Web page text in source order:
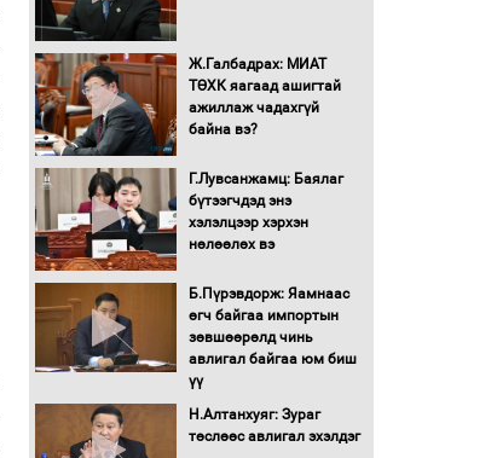
Засгийн газрын ээлжит
хуралдаан болж байна
Автомашинд улсын
дугаарын тэгш,
сондгойгоор шатахуун
Бага орлоготой
иргэдийн орлогод
татвар ногдуулахгүй
байх эрх зүйн орчныг
Хөшөө бүтсэн түүхийг
Ж.Галбадрах: МИАТ
ТӨХК яагаад ашигтай
ажиллаж чадахгүй
байна вэ?
Г.Лувсанжамц: Баялаг
бүтээгчдэд энэ
хэлэлцээр хэрхэн
нөлөөлөх вэ
Б.Пүрэвдорж: Яамнаас
өгч байгаа импортын
зөвшөөрөлд чинь
авлигал байгаа юм биш
үү
Н.Алтанхуяг: Зураг
төслөөс авлигал эхэлдэг